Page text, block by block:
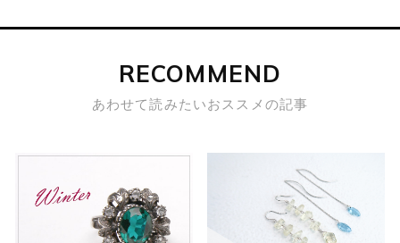
RECOMMEND
あわせて読みたいおススメの記事